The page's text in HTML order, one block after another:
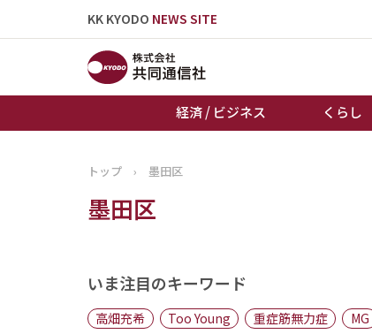
KK KYODO NEWS SITE
経済 / ビジネス くらし
トップページ
トップ › 墨田区
墨田区
いま注目のキーワード
高畑充希 Too Young 重症筋無力症 MG